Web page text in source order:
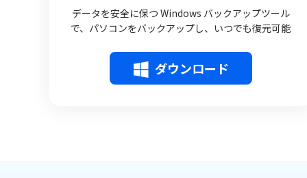
データを安全に保つ Windows バックアップツール
で、パソコンをバックアップし、いつでも復元可能
ダウンロード